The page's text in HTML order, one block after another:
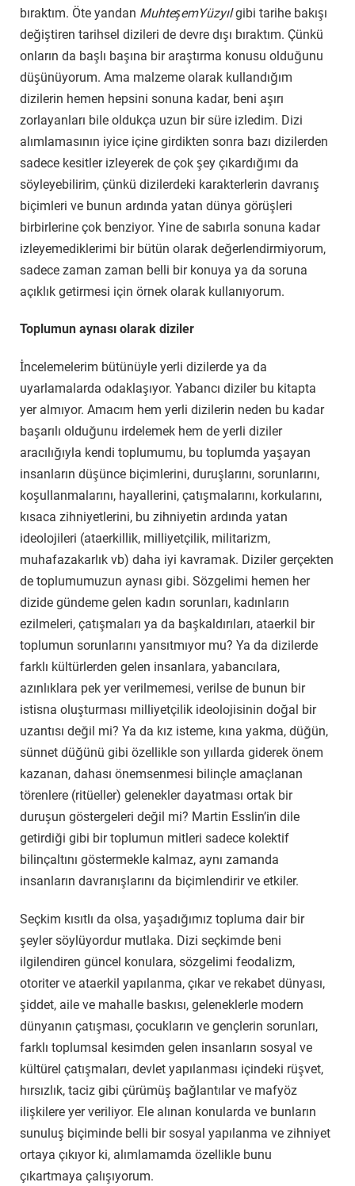
bıraktım. Öte yandan Muht­eş­em­Yüz­yılgibi tarihe bakışı
değiştiren tarihsel dizileri de devre dışı bıraktım. Çünkü
onların da başlı başına bir araştırma konusu olduğunu
düşünüyorum. Ama malzeme olarak kullandığım
dizilerin hemen hepsini sonuna kadar, beni aşırı
zorlayanları bile oldukça uzun bir süre izledim. Dizi
alımlamasının iyice içine girdikten sonra bazı dizilerden
sadece kesitler izleyerek de çok şey çıkardığımı da
söyleyebilirim, çünkü dizilerdeki karakterlerin davranış
biçimleri ve bunun ardında yatan dünya görüşleri
birbirlerine çok benziyor. Yine de sabırla sonuna kadar
izleyemediklerimi bir bütün olarak değerlendirmiyorum,
sadece zaman zaman belli bir konuya ya da soruna
açıklık getirmesi için örnek olarak kullanıyorum.
Top­lu­mun­ ay­na­sı ­olar­ak ­diz­i­ler
İncelemelerim bütünüyle yerli dizilerde ya da
uyarlamalarda odaklaşıyor. Yabancı diziler bu kitapta
yer almıyor. Amacım hem yerli dizilerin neden bu kadar
başarılı olduğunu irdelemek hem de yerli diziler
aracılığıyla kendi toplumumu, bu toplumda yaşayan
insanların düşünce biçimlerini, duruşlarını, sorunlarını,
koşullanmalarını, hayallerini, çatışmalarını, korkularını,
kısaca zihniyetlerini, bu zihniyetin ardında yatan
ideolojileri (ataerkillik, milliyetçilik, militarizm,
muhafazakarlık vb) daha iyi kavramak. Diziler gerçekten
de toplumumuzun aynası gibi. Sözgelimi hemen her
dizide gündeme gelen kadın sorunları, kadınların
ezilmeleri, çatışmaları ya da başkaldırıları, ataerkil bir
toplumun sorunlarını yansıtmıyor mu? Ya da dizilerde
farklı kültürlerden gelen insanlara, yabancılara,
azınlıklara pek yer verilmemesi, verilse de bunun bir
istisna oluşturması milliyetçilik ideolojisinin doğal bir
uzantısı değil mi? Ya da kız isteme, kına yakma, düğün,
sünnet düğünü gibi özellikle son yıllarda giderek önem
kazanan, dahası önemsenmesi bilinçle amaçlanan
törenlere (ritüeller) gelenekler dayatması ortak bir
duruşun göstergeleri değil mi? Martin Esslin’in dile
getirdiği gibi bir toplumun mitleri sadece kolektif
bilinçaltını göstermekle kalmaz, aynı zamanda
insanların davranışlarını da biçimlendirir ve etkiler.
Seçkim kısıtlı da olsa, yaşadığımız topluma dair bir
şeyler söylüyordur mutlaka. Dizi seçkimde beni
ilgilendiren güncel konulara, sözgelimi feodalizm,
otoriter ve ataerkil yapılanma, çıkar ve rekabet dünyası,
şiddet, aile ve mahalle baskısı, geleneklerle modern
dünyanın çatışması, çocukların ve gençlerin sorunları,
farklı toplumsal kesimden gelen insanların sosyal ve
kültürel çatışmaları, devlet yapılanması içindeki rüşvet,
hırsızlık, taciz gibi çürümüş bağlantılar ve mafyöz
ilişkilere yer veriliyor. Ele alınan konularda ve bunların
sunuluş biçiminde belli bir sosyal yapılanma ve zihniyet
ortaya çıkıyor ki, alımlamamda özellikle bunu
çıkartmaya çalışıyorum.